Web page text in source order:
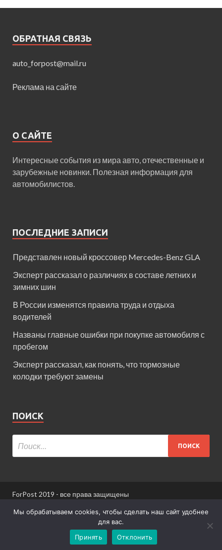
ОБРАТНАЯ СВЯЗЬ
auto_forpost@mail.ru
Реклама на сайте
О САЙТЕ
Интересные события из мира авто, отечественные и
зарубежные новинки. Полезная информация для
автомобилистов.
ПОСЛЕДНИЕ ЗАПИСИ
Представлен новый кроссовер Mercedes-Benz GLA
Эксперт рассказал о различиях в составе летних и
зимних шин
В России изменятся правила труда и отдыха
водителей
Названы главные ошибки при покупке автомобиля с
пробегом
Эксперт рассказал, как понять, что тормозные
колодки требуют замены
ПОИСК
ForPost 2019 - все права защищены
При использовании материалов сайта ссылка
Информация для пользователей сайта
Мы обрабатываем cookies, чтобы сделать наш сайт удобнее
для вас.
Принять
Отклонить